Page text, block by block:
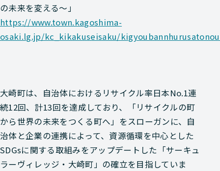
の未来を変える～」
https://www.town.kagoshima-
osaki.lg.jp/kc_kikakuseisaku/
大崎町は、自治体におけるリサイクル率日本No.1連
続12回、計13回を達成しており、「リサイクルの町
から世界の未来をつくる町へ」をスローガンに、自
治体と企業の連携によって、資源循環を中心とした
SDGsに関する取組みをアップデートした「サーキュ
ラーヴィレッジ・大崎町」の確立を目指していま